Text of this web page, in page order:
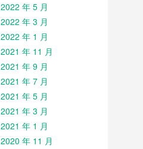
2022 年 5 月
2022 年 3 月
2022 年 1 月
2021 年 11 月
2021 年 9 月
2021 年 7 月
2021 年 5 月
2021 年 3 月
2021 年 1 月
2020 年 11 月